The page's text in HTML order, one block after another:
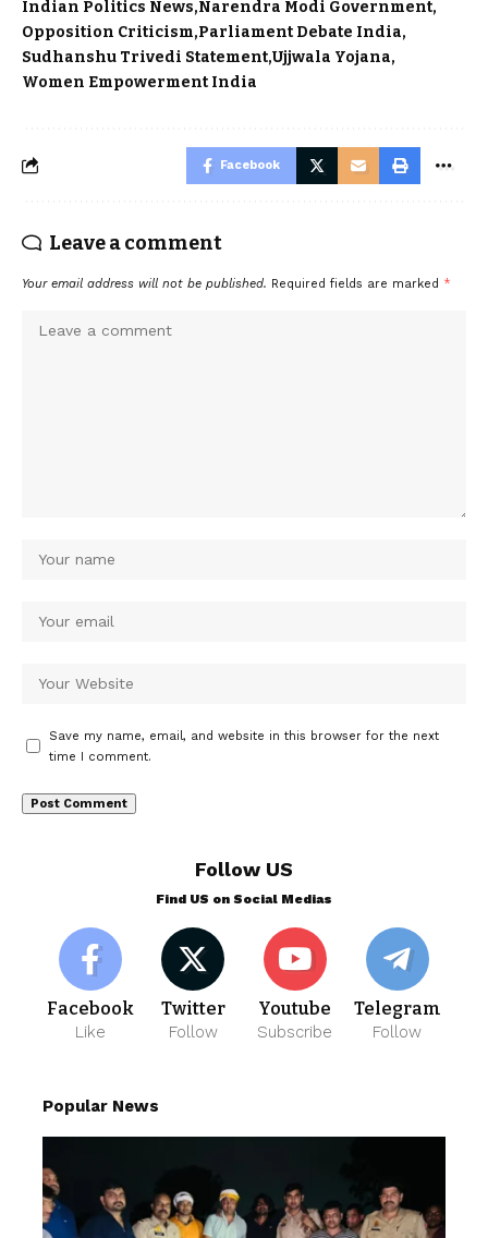
Indian Politics News Narendra Modi Government
Opposition Criticism Parliament Debate India
Sudhanshu Trivedi Statement Ujjwala Yojana
Women Empowerment India
Facebook
Leave a comment
Your email address will not be published. Required fields are marked *
Save my name, email, and website in this browser for the next
time I comment.
Follow US
Find US on Social Medias
Facebook
Like
Twitter
Follow
Youtube
Subscribe
Telegram
Follow
Popular News